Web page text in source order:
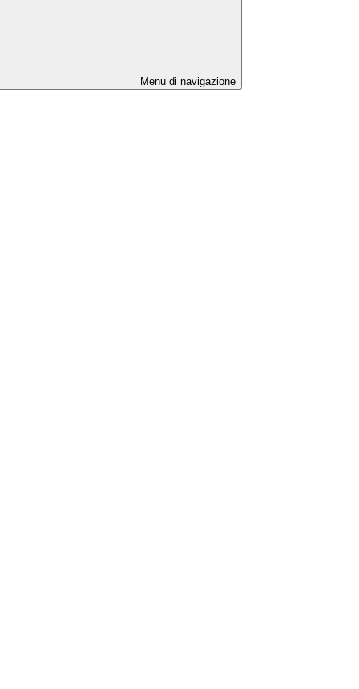
Menu di navigazione